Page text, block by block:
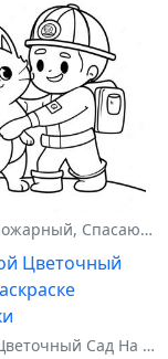
Смелый Пожарный, Спасающий Кота Раскраска
Цветной Цветочный Сад На Раскраске